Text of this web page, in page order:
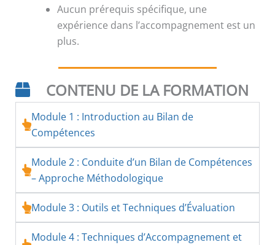
Aucun prérequis spécifique, une
expérience dans l’accompagnement est un
plus.
CONTENU DE LA FORMATION
Module 1 : Introduction au Bilan de
Compétences
Module 2 : Conduite d’un Bilan de Compétences
– Approche Méthodologique
Module 3 : Outils et Techniques d’Évaluation
Module 4 : Techniques d’Accompagnement et